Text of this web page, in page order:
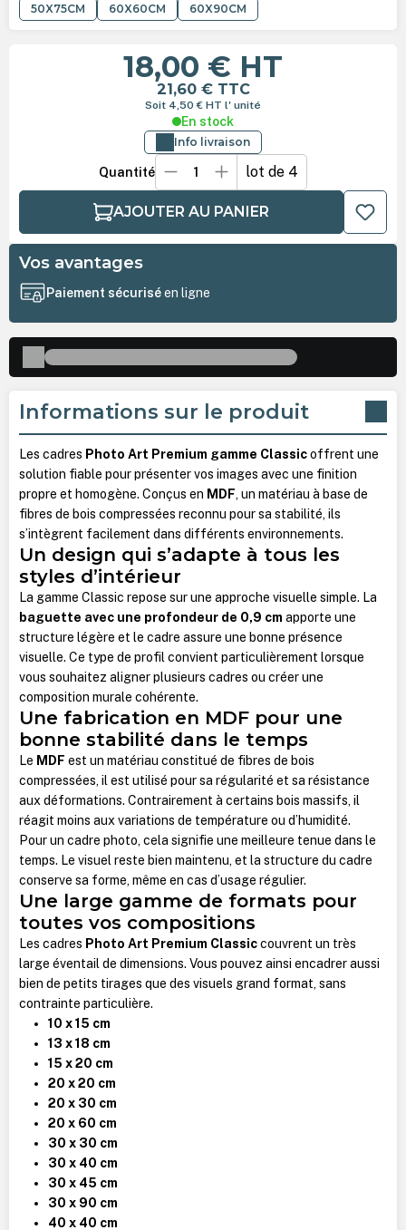
50X75CM
60X60CM 60X90CM
18,00 € HT
21,60 € TTC
Soit 4,50 € HT l' unité
En stock
Info livraison
Quantité lot de 4
AJOUTER AU PANIER
Vos avantages
Paiement sécuriséen ligne
Informations sur le produit
Les cadres Photo Art Premium gamme Classicoffrent une
solution fiable pour présenter vos images avec une finition
propre et homogène. Conçus en MDF, un matériau à base de
fibres de bois compressées reconnu pour sa stabilité, ils
s’intègrent facilement dans différents environnements.
Un design qui s’adapte à tous les
styles d’intérieur
La gamme Classic repose sur une approche visuelle simple. La
baguette avec une profondeur de 0,9 cm apporte une
structure légère et le cadre assure une bonne présence
visuelle. Ce type de profil convient particulièrement lorsque
vous souhaitez aligner plusieurs cadres ou créer une
composition murale cohérente.
Une fabrication en MDF pour une
bonne stabilité dans le temps
Le MDF est un matériau constitué de fibres de bois
compressées, il est utilisé pour sa régularité et sa résistance
aux déformations. Contrairement à certains bois massifs, il
réagit moins aux variations de température ou d’humidité.
Pour un cadre photo, cela signifie une meilleure tenue dans le
temps. Le visuel reste bien maintenu, et la structure du cadre
conserve sa forme, même en cas d’usage régulier.
Une large gamme de formats pour
toutes vos compositions
Les cadres Photo Art Premium Classiccouvrent un très
large éventail de dimensions. Vous pouvez ainsi encadrer aussi
bien de petits tirages que des visuels grand format, sans
contrainte particulière.
10 x 15 cm
13 x 18 cm
15 x 20 cm
20 x 20 cm
20 x 30 cm
20 x 60 cm
30 x 30 cm
30 x 40 cm
30 x 45 cm
30 x 90 cm
40 x 40 cm